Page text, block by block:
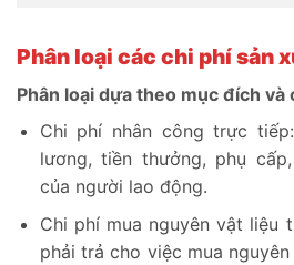
Phân loại các chi phí sản
Phân loại dựa theo mục đích
Chi phí nhân công trực
lương, tiền thưởng, phụ
của người lao động.
Chi phí mua nguyên vật liệu
phải trả cho việc mua